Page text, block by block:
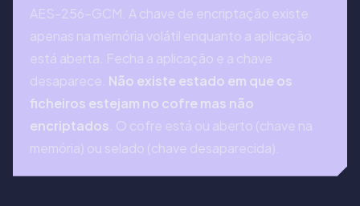
AES-256-GCM. A chave de encriptação existe
apenas na memória volátil enquanto a aplicação
está aberta. Fecha a aplicação e a chave
desaparece. Não existe estado em que os
ficheiros estejam no cofre mas não
encriptados . O cofre está ou aberto (chave na
memória) ou selado (chave desaparecida).